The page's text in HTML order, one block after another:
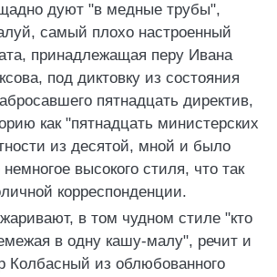
дуют "в медные трубы",
самый плохо настроенный
принадлежащая перу Ивана
под диктовку из состояния
пятнадцать директив,
как "пятнадцать министерских
из десятой, мной и было
высокого стиля, что так
корреспонденции.
в том чудном стиле "кто
в одну кашу-малу", речит и
Колбасный из облюбованного